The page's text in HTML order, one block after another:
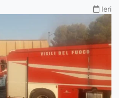
Ieri